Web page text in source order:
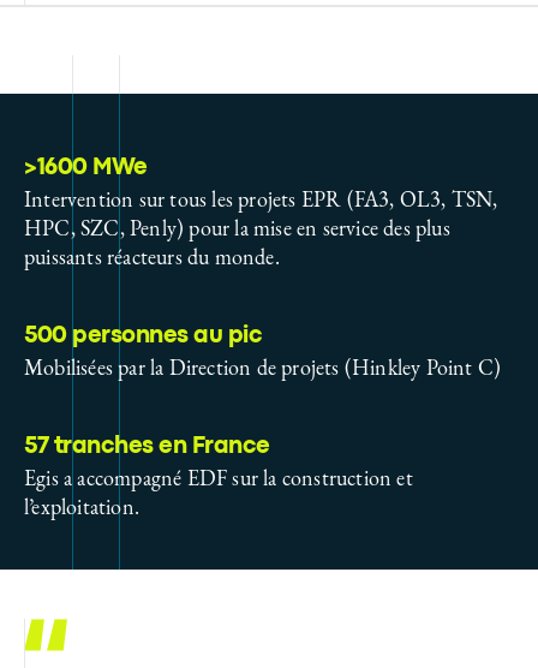
>1600 MWe
Intervention sur tous les projets EPR (FA3, OL3, TSN,
HPC, SZC, Penly) pour la mise en service des plus
puissants réacteurs du monde.
500 personnes au pic
Mobilisées par la Direction de projets (Hinkley Point C)
57 tranches en France
Egis a accompagné EDF sur la construction et
l’exploitation.